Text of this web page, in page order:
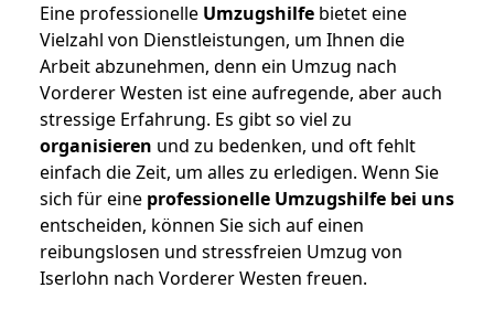
Eine professionelle Umzugshilfe bietet eine
Vielzahl von Dienstleistungen, um Ihnen die
Arbeit abzunehmen, denn ein Umzug nach
Vorderer Westen ist eine aufregende, aber auch
stressige Erfahrung. Es gibt so viel zu
organisieren und zu bedenken, und oft fehlt
einfach die Zeit, um alles zu erledigen. Wenn Sie
sich für eine professionelle Umzugshilfe bei uns
entscheiden, können Sie sich auf einen
reibungslosen und stressfreien Umzug von
Iserlohn nach Vorderer Westen freuen.